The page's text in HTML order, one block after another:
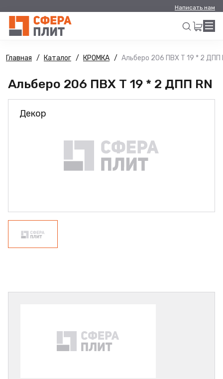
Написать нам
Искать
Главная Каталог КРОМКА Альберо 206 ПВХ Т 19 * 2 ДПП
Альберо 206 ПВХ Т 19 * 2 ДПП RN
Декор